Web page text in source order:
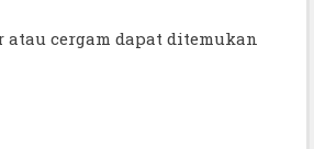
atau cergam dapat ditemukan